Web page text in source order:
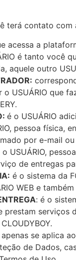
terá contato
acessa a
é tanto você
aquele outro
o USUÁRIO que
é o USUÁRIO
pessoa física,
por e-mail ou
o USUÁRIO,
de entregas
é o sistema da
WEB e
: é o
prestam serviços
se aplica
de Dados,